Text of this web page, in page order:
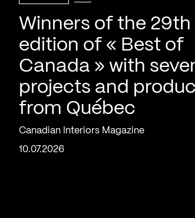
Winners of the 29th
edition of « Best of
Canada » with
projects and
from Québec
Canadian Interiors Magazine
10.07.2026